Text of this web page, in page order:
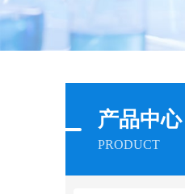
产品中心
PRODUCT